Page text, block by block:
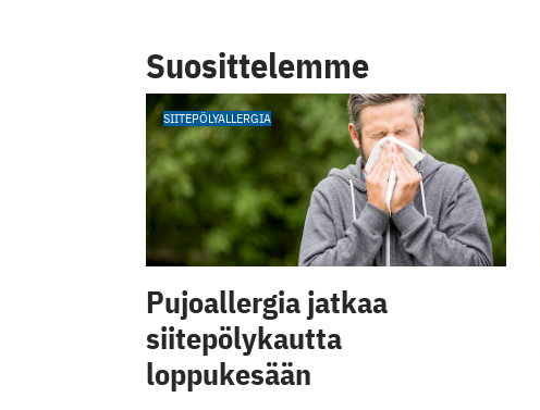
Suosittelemme
SIITEPÖLYALLERGIA
Pujoallergia jatkaa
siitepölykautta
loppukesään